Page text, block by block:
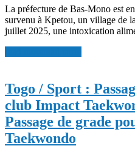
La préfecture de Bas-Mono est en deuil suite à un drame alimentaire
survenu à Kpetou, un village de
juillet 2025, une intoxication
Togo / Sport :
club Impact
Passage de grade
Taekwondo